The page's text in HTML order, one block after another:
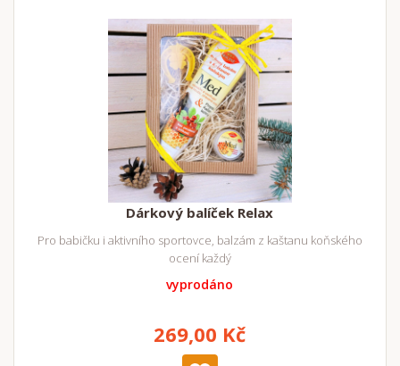
Dárkový balíček Relax
Pro babičku i aktivního sportovce, balzám z kaštanu koňského
ocení každý
vyprodáno
269,00 Kč